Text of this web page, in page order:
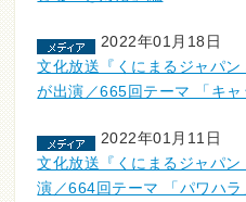
2022年01月18日
文化放送『くにまるジャパ
が出演／665回テーマ 「キ
2022年01月11日
文化放送『くにまるジャパ
演／664回テーマ 「パワハラ